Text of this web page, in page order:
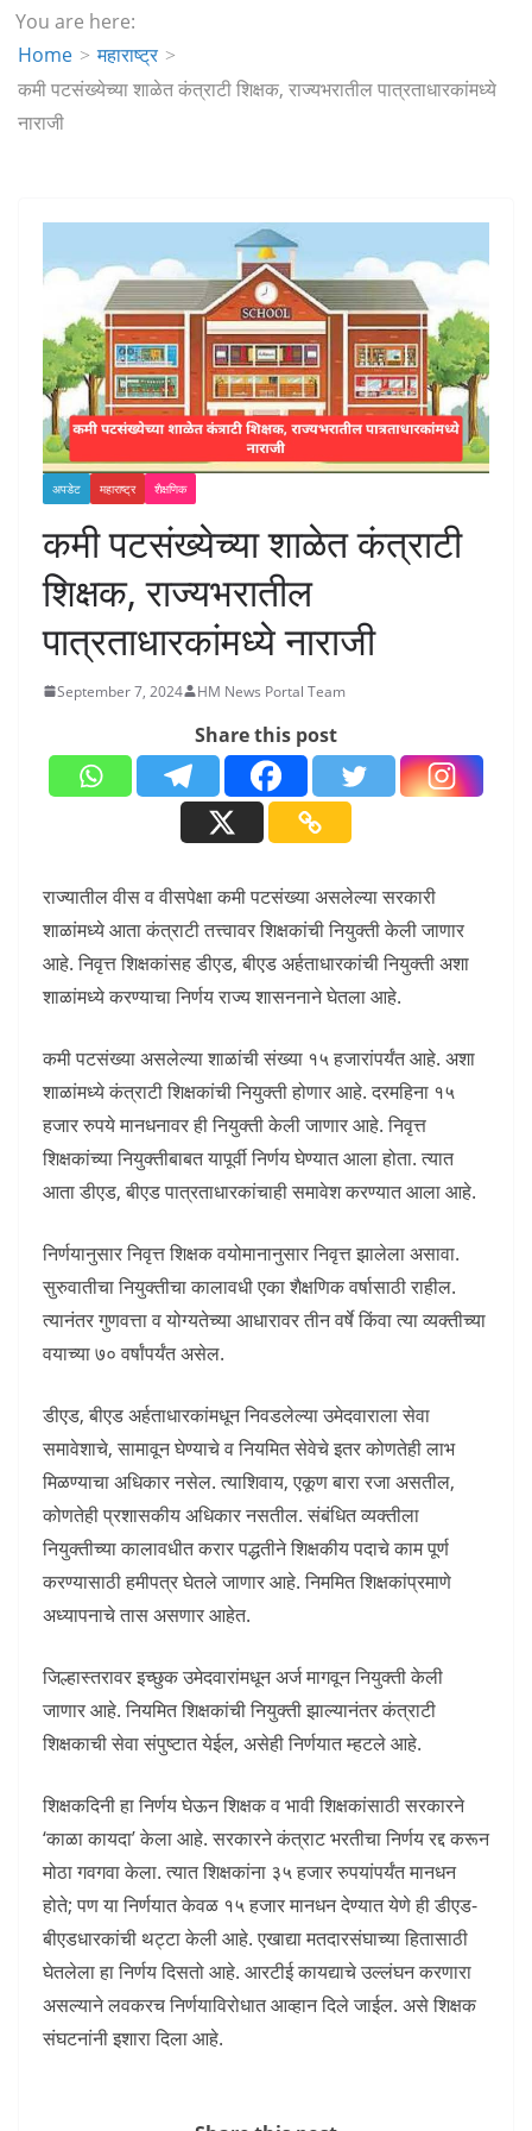
You are here:
Home
महाराष्ट्र
कमी पटसंख्येच्या शाळेत कंत्राटी शिक्षक, राज्यभरातील पात्रताधारकांमध्ये
नाराजी
अपडेट महाराष्ट्र शैक्षणिक
कमी पटसंख्येच्या शाळेत कंत्राटी
शिक्षक, राज्यभरातील
पात्रताधारकांमध्ये नाराजी
September 7, 2024 HM News Portal Team
Share this post
राज्यातील वीस व वीसपेक्षा कमी पटसंख्या असलेल्या सरकारी
शाळांमध्ये आता कंत्राटी तत्त्वावर शिक्षकांची नियुक्ती केली जाणार
आहे. निवृत्त शिक्षकांसह डीएड, बीएड अर्हताधारकांची नियुक्ती अशा
शाळांमध्ये करण्याचा निर्णय राज्य शासननाने घेतला आहे.
कमी पटसंख्या असलेल्या शाळांची संख्या १५ हजारांपर्यंत आहे. अशा
शाळांमध्ये कंत्राटी शिक्षकांची नियुक्ती होणार आहे. दरमहिना १५
हजार रुपये मानधनावर ही नियुक्ती केली जाणार आहे. निवृत्त
शिक्षकांच्या नियुक्तीबाबत यापूर्वी निर्णय घेण्यात आला होता. त्यात
आता डीएड, बीएड पात्रताधारकांचाही समावेश करण्यात आला आहे.
निर्णयानुसार निवृत्त शिक्षक वयोमानानुसार निवृत्त झालेला असावा.
सुरुवातीचा नियुक्तीचा कालावधी एका शैक्षणिक वर्षासाठी राहील.
त्यानंतर गुणवत्ता व योग्यतेच्या आधारावर तीन वर्षे किंवा त्या व्यक्तीच्या
वयाच्या ७० वर्षांपर्यंत असेल.
डीएड, बीएड अर्हताधारकांमधून निवडलेल्या उमेदवाराला सेवा
समावेशाचे, सामावून घेण्याचे व नियमित सेवेचे इतर कोणतेही लाभ
मिळण्याचा अधिकार नसेल. त्याशिवाय, एकूण बारा रजा असतील,
कोणतेही प्रशासकीय अधिकार नसतील. संबंधित व्यक्तीला
नियुक्तीच्या कालावधीत करार पद्धतीने शिक्षकीय पदाचे काम पूर्ण
करण्यासाठी हमीपत्र घेतले जाणार आहे. निममित शिक्षकांप्रमाणे
अध्यापनाचे तास असणार आहेत.
जिल्हास्तरावर इच्छुक उमेदवारांमधून अर्ज मागवून नियुक्ती केली
जाणार आहे. नियमित शिक्षकांची नियुक्ती झाल्यानंतर कंत्राटी
शिक्षकाची सेवा संपुष्टात येईल, असेही निर्णयात म्हटले आहे.
शिक्षकदिनी हा निर्णय घेऊन शिक्षक व भावी शिक्षकांसाठी सरकारने
‘काळा कायदा’ केला आहे. सरकारने कंत्राट भरतीचा निर्णय रद्द करून
मोठा गवगवा केला. त्यात शिक्षकांना ३५ हजार रुपयांपर्यंत मानधन
होते; पण या निर्णयात केवळ १५ हजार मानधन देण्यात येणे ही डीएड-
बीएडधारकांची थट्टा केली आहे. एखाद्या मतदारसंघाच्या हितासाठी
घेतलेला हा निर्णय दिसतो आहे. आरटीई कायद्याचे उल्लंघन करणारा
असल्याने लवकरच निर्णयाविरोधात आव्हान दिले जाईल. असे शिक्षक
संघटनांनी इशारा दिला आहे.